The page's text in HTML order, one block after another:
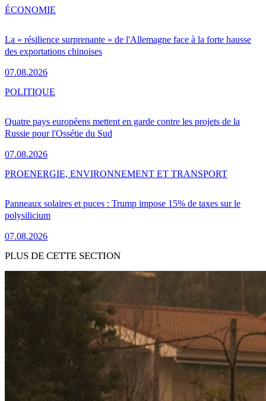
La « résilience surprenante » de l'Allemagne face à la forte hausse
des exportations chinoises
07.08.2026
ÉCONOMIE
Quatre pays européens mettent en garde contre les projets de la
Russie pour l'Ossétie du Sud
07.08.2026
POLITIQUE
Panneaux solaires et puces : Trump impose 15% de taxes sur le
polysilicium
07.08.2026
PROENERGIE, ENVIRONNEMENT ET TRANSPORT
PLUS DE CETTE SECTION